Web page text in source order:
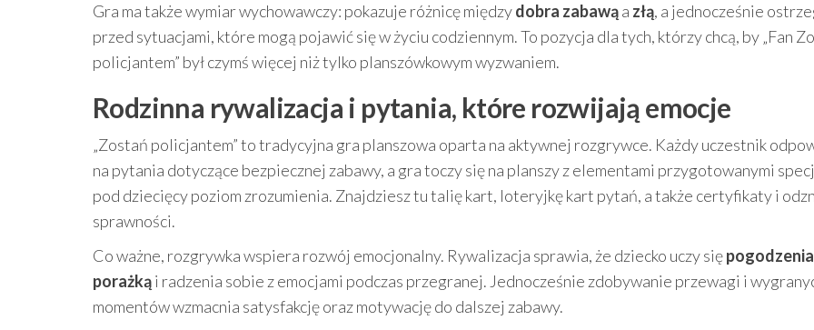
Gra ma także wymiar wychowawczy: pokazuje różnicę międzydobra zabawąa złą, a jednocześnie
przed sytuacjami, które mogą pojawić się w życiu codziennym. To pozycja dla tych, którzy chcą, by „Fan
policjantem” był czymś więcej niż tylko planszówkowym wyzwaniem.
Rodzinna rywalizacja i pytania, które rozwijają emocje
„Zostań policjantem” to tradycyjna gra planszowa oparta na aktywnej rozgrywce. Każdy uczestnik
na pytania dotyczące bezpiecznej zabawy, a gra toczy się na planszy z elementami przygotowanymi
pod dziecięcy poziom zrozumienia. Znajdziesz tu talię kart, loteryjkę kart pytań, a także certyfikaty i
sprawności.
Co ważne, rozgrywka wspiera rozwój emocjonalny. Rywalizacja sprawia, że dziecko uczy się
porażkąi radzenia sobie z emocjami podczas przegranej. Jednocześnie zdobywanie przewagi i
momentów wzmacnia satysfakcję oraz motywację do dalszej zabawy.